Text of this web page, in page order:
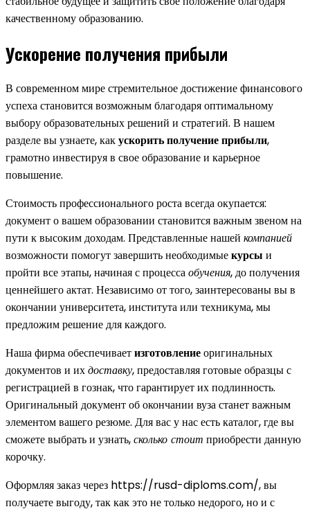
качественному образованию.
Ускорение получения прибыли
В современном мире стремительное достижение финансового
успеха становится возможным благодаря оптимальному
выбору образовательных решений и стратегий. В нашем
разделе вы узнаете, какускорить получение прибыли,
грамотно инвестируя в свое образование и карьерное
повышение.
Стоимость профессионального роста всегда окупается:
документ о вашем образовании становится важным звеном на
пути к высоким доходам. Представленные нашей компанией
возможности помогут завершить необходимыекурсы и
пройти все этапы, начиная с процессаобучения, до получения
ценнейшего актат. Независимо от того, заинтересованы вы в
окончании университета, института или техникума, мы
предложим решение для каждого.
Наша фирма обеспечиваетизготовлениеоригинальных
документов и ихдоставку, предоставляя готовые образцы с
регистрацией в гознак, что гарантирует их подлинность.
Оригинальный документ об окончании вуза станет важным
элементом вашего резюме. Для вас у нас есть каталог, где вы
сможете выбрать и узнать,сколько стоит приобрести данную
корочку.
Оформляя заказ через https://rusd-diploms.com/, вы
получаете выгоду, так как это не только недорого, но и с